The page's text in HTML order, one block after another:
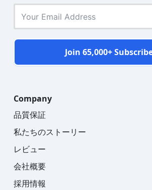
Join 65,000+
Company
品質保証
私たちのストーリー
レビュー
会社概要
採用情報